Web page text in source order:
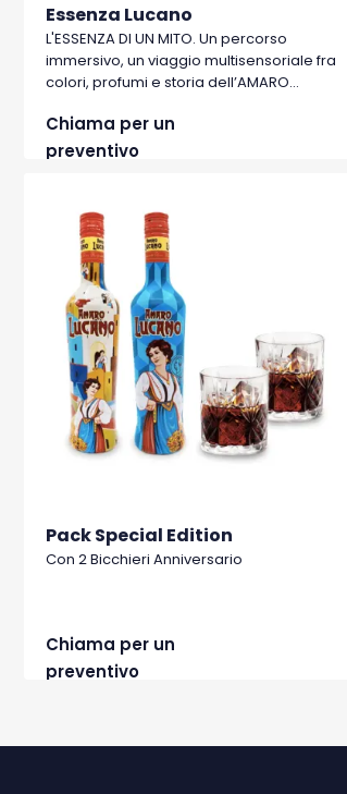
Essenza Lucano
L'ESSENZA DI UN MITO. Un percorso
immersivo, un viaggio multisensoriale fra
colori, profumi e storia dell’AMARO
Chiama per un
preventivo
Pack Special Edition
Con 2 Bicchieri Anniversario
Chiama per un
preventivo